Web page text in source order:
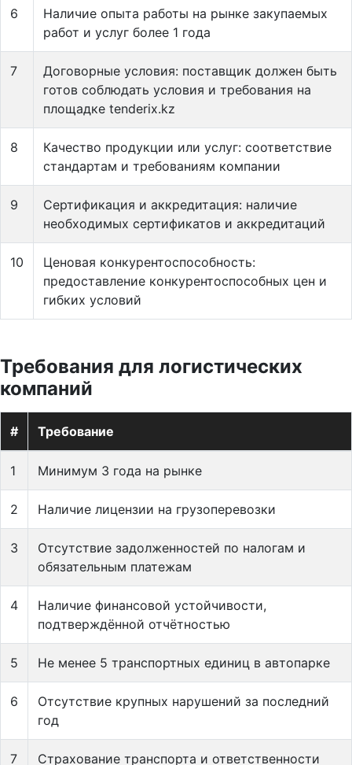
6
Наличие опыта работы на рынке закупаемых
работ и услуг более 1 года
7
Договорные условия: поставщик должен быть
готов соблюдать условия и требования на
площадке tenderix.kz
8
Качество продукции или услуг: соответствие
стандартам и требованиям компании
9
Сертификация и аккредитация: наличие
необходимых сертификатов и аккредитаций
10
Ценовая конкурентоспособность:
предоставление конкурентоспособных цен и
гибких условий
Требования для логистических
компаний
# Требование
1 Минимум 3 года на рынке
2 Наличие лицензии на грузоперевозки
3
Отсутствие задолженностей по налогам и
обязательным платежам
4
Наличие финансовой устойчивости,
подтверждённой отчётностью
5 Не менее 5 транспортных единиц в автопарке
6
Отсутствие крупных нарушений за последний
год
7 Страхование транспорта и ответственности